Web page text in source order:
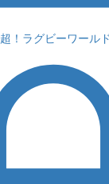
！ラグビーワール